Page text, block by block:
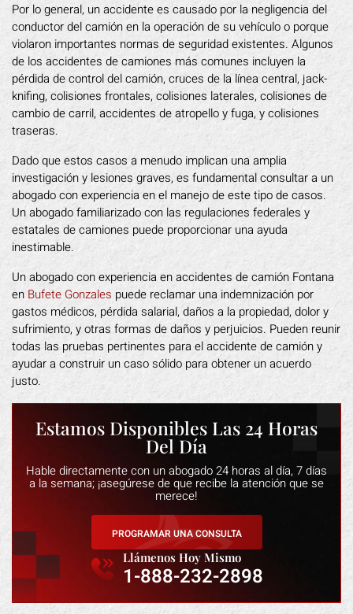
Por lo general, un accidente es causado por la negligencia del
conductor del camión en la operación de su vehículo o porque
violaron importantes normas de seguridad existentes. Algunos
de los accidentes de camiones más comunes incluyen la
pérdida de control del camión, cruces de la línea central, jack-
knifing, colisiones frontales, colisiones laterales, colisiones de
cambio de carril, accidentes de atropello y fuga, y colisiones
traseras.
Dado que estos casos a menudo implican una amplia
investigación y lesiones graves, es fundamental consultar a un
abogado con experiencia en el manejo de este tipo de casos.
Un abogado familiarizado con las regulaciones federales y
estatales de camiones puede proporcionar una ayuda
inestimable.
Un abogado con experiencia en accidentes de camión Fontana
en Bufete Gonzales puede reclamar una indemnización por
gastos médicos, pérdida salarial, daños a la propiedad, dolor y
sufrimiento, y otras formas de daños y perjuicios. Pueden reunir
todas las pruebas pertinentes para el accidente de camión y
ayudar a construir un caso sólido para obtener un acuerdo
justo.
Estamos Disponibles Las 24 Horas
Del Día
Hable directamente con un abogado 24 horas al día, 7 días
a la semana; ¡asegúrese de que recibe la atención que se
merece!
PROGRAMAR UNA CONSULTA
Llámenos Hoy Mismo
1-888-232-2898